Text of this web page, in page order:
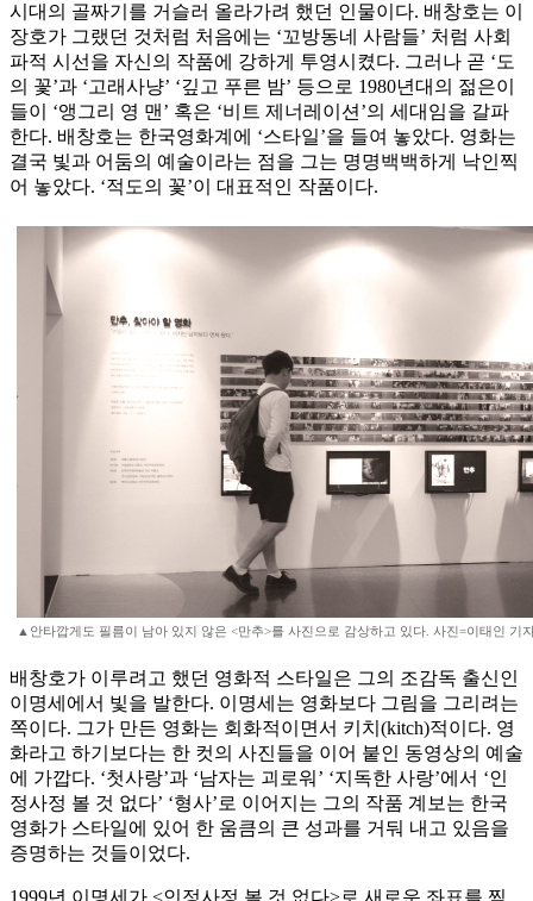
시대의 골짜기를 거슬러 올라가려 했던 인물이다. 배창호는 이
장호가 그랬던 것처럼 처음에는 ‘꼬방동네 사람들’ 처럼 사회
파적 시선을 자신의 작품에 강하게 투영시켰다. 그러나 곧 ‘도
의 꽃’과 ‘고래사냥’ ‘깊고 푸른 밤’ 등으로 1980년대의 젊은이
들이 ‘앵그리 영 맨’ 혹은 ‘비트 제너레이션’의 세대임을 갈파
한다. 배창호는 한국영화계에 ‘스타일’을 들여 놓았다. 영화는
결국 빛과 어둠의 예술이라는 점을 그는 명명백백하게 낙인찍
어 놓았다. ‘적도의 꽃’이 대표적인 작품이다.
▲안타깝게도 필름이 남아 있지 않은 <만추>를 사진으로 감상하고 있다. 사진=이태인 기
배창호가 이루려고 했던 영화적 스타일은 그의 조감독 출신인
이명세에서 빛을 발한다. 이명세는 영화보다 그림을 그리려는
쪽이다. 그가 만든 영화는 회화적이면서 키치(kitch)적이다. 영
화라고 하기보다는 한 컷의 사진들을 이어 붙인 동영상의 예술
에 가깝다. ‘첫사랑’과 ‘남자는 괴로워’ ‘지독한 사랑’에서 ‘인
정사정 볼 것 없다’ ‘형사’로 이어지는 그의 작품 계보는 한국
영화가 스타일에 있어 한 움큼의 큰 성과를 거둬 내고 있음을
증명하는 것들이었다.